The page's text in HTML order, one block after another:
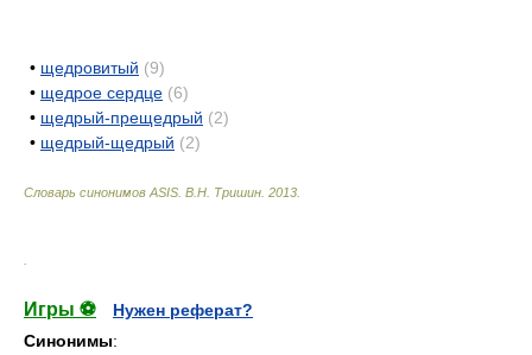
• щедровитый (9)
• щедрое сердце (6)
• щедрый-прещедрый (2)
• щедрый-щедрый (2)
Словарь синонимов ASIS. В.Н. Тришин 2013
Игры ⚽
Нужен реферат?
Синонимы: